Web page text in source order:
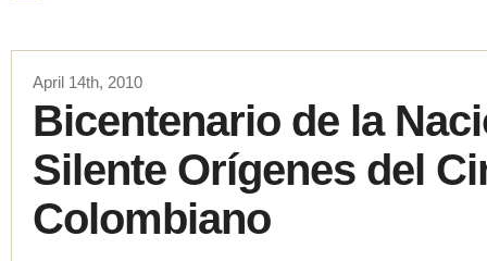
April 14th, 2010
Bicentenario de la
Silente Orígenes del
Colombiano